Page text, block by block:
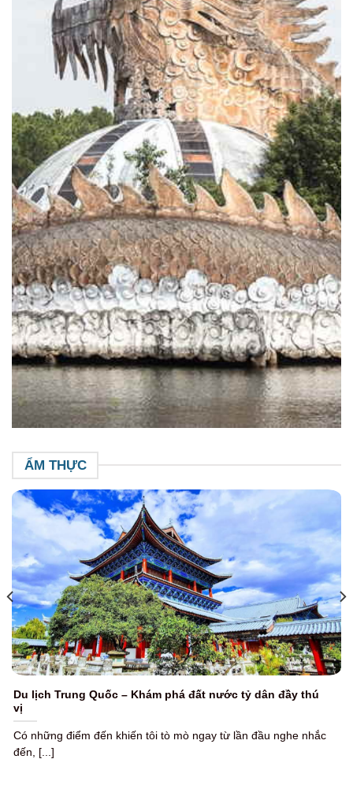
ẨM THỰC
Những trải nghiệm khiến khách nước ngoài thích thú khi
du lịch Việt Nam
Việt Nam trong mắt nhiều du khách quốc tế không chỉ hấp dẫn
bởi cảnh [...]